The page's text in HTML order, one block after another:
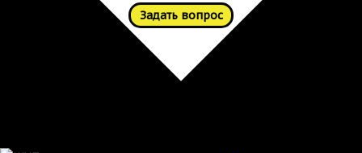
Задать вопрос